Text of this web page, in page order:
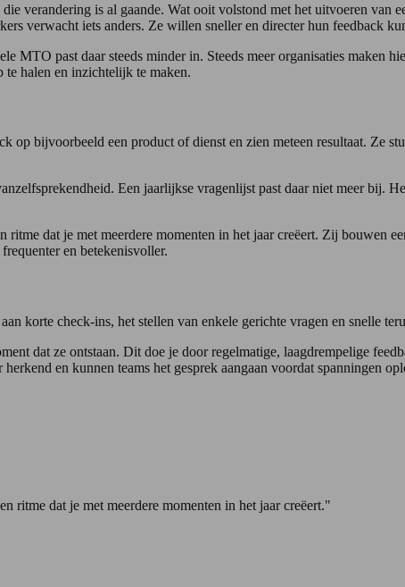
verandering is al gaande. Wat ooit volstond met het uitvoeren van
verwacht iets anders. Ze willen sneller en directer hun feedback
MTO past daar steeds minder in. Steeds meer organisaties maken
te halen en inzichtelijk te maken.
bijvoorbeeld een product of dienst en zien meteen resultaat. Ze
Een jaarlijkse vragenlijst past daar niet meer bij.
dat je met meerdere momenten in het jaar creëert. Zij bouwen
en betekenisvoller.
korte check-ins, het stellen van enkele gerichte vragen en snelle
dat ze ontstaan. Dit doe je door regelmatige, laagdrempelige
en kunnen teams het gesprek aangaan voordat spanningen
ritme dat je met meerdere momenten in het jaar creëert."